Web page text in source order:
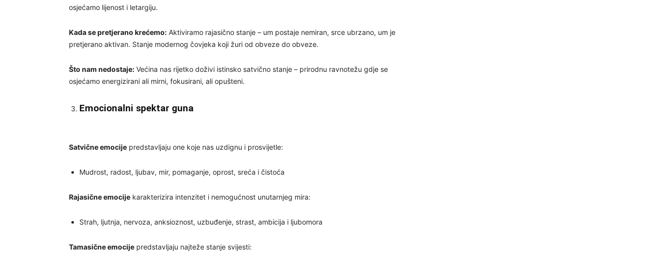
osjećamo lijenost i letargiju.
Kada se pretjerano krećemo: Aktiviramo rajasično stanje – um postaje nemiran, srce ubrzano, um je
pretjerano aktivan. Stanje modernog čovjeka koji žuri od obveze do obveze.
Što nam nedostaje: Većina nas rijetko doživi istinsko satvično stanje – prirodnu ravnotežu gdje se
osjećamo energizirani ali mirni, fokusirani, ali opušteni.
Emocionalni spektar guna
Satvične emocije predstavljaju one koje nas uzdignu i prosvijetle:
Mudrost, radost, ljubav, mir, pomaganje, oprost, sreća i čistoća
Rajasične emocije karakterizira intenzitet i nemogućnost unutarnjeg mira:
Strah, ljutnja, nervoza, anksioznost, uzbuđenje, strast, ambicija i ljubomora
Tamasične emocije predstavljaju najteže stanje svijesti: